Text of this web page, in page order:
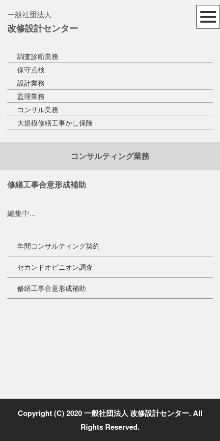
一般社団法人
改修設計センター
調査診断業務
保守点検
設計業務
監理業務
コンサル業務
大規模修繕工事かし保険
コンサルティング業務
修繕工事合意形成補助
編集中...
年間コンサルティング契約
セカンドオピニオン調査
修繕工事合意形成補助
Copyright (C) 2020 一般社団法人 改修設計センター. All
Rights Reserved.